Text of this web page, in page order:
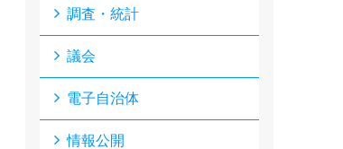
調査・統計
議会
電子自治体
情報公開